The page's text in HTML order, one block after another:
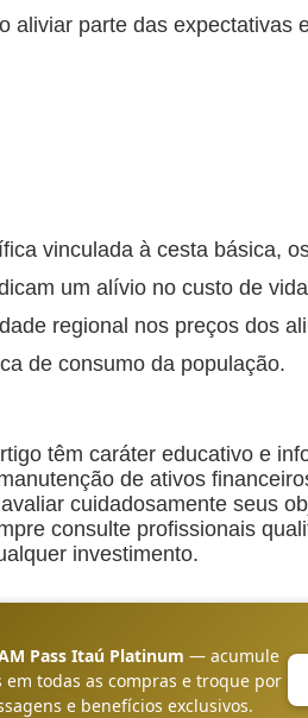
aliviar parte das expectativas
vinculada à cesta básica,
um alívio no custo de
regional nos preços dos
de consumo da população.
têm caráter educativo e
de ativos
cuidadosamente seus
consulte profissionais
investimento.
Pass Itaú Platinum — acumule
em todas as compras e troque por
e benefícios exclusivos.